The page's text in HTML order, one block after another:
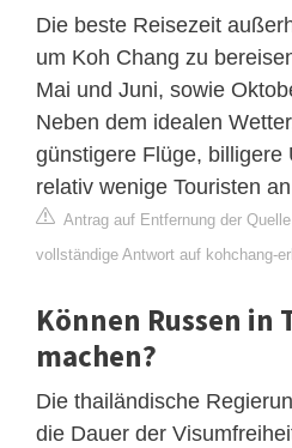
Die beste Reisezeit
um Koh Chang zu
Mai und Juni, sowie
Neben dem idealen
günstigere Flüge, billigere
relativ wenige Touristen
Antrag auf Entfernung der Quelle
vollständige Antwort auf kohchang-
Können Russen in
machen?
Die thailändische
die Dauer der